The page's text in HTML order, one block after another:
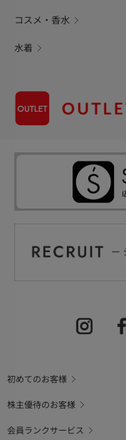
コスメ・香水
水着
初めてのお客様
株主優待のお客様
会員ランクサービス